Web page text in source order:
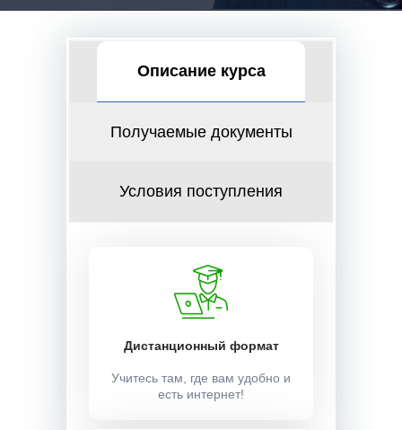
Описание курса
Получаемые документы
Условия поступления
Дистанционный формат
Учитесь там, где вам удобно и
есть интернет!